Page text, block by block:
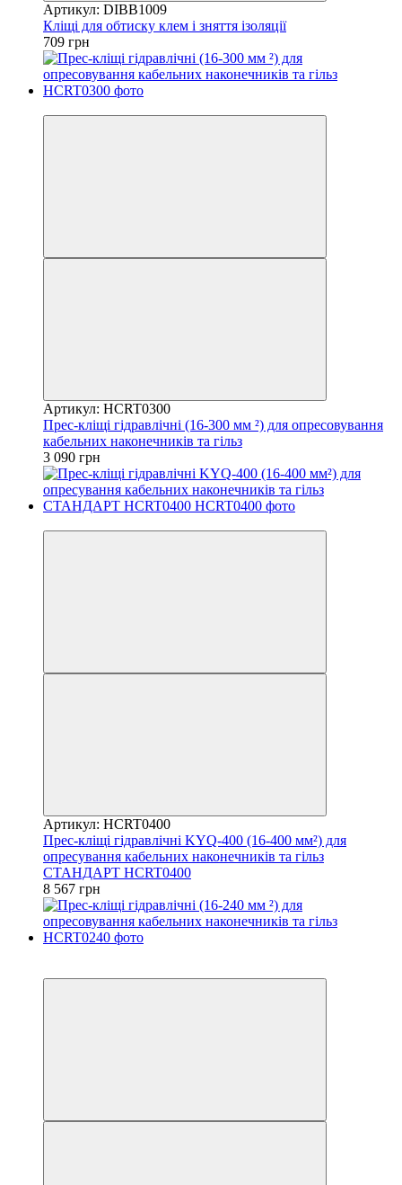
Артикул: DIBB1009
Кліщі для обтиску клем і зняття ізоляції
709 грн
Артикул: HCRT0300
Прес-кліщі гідравлічні (16-300 мм ²) для опресовування
кабельних наконечників та гільз
3 090 грн
Артикул: HCRT0400
Прес-кліщі гідравлічні KYQ-400 (16-400 мм²) для
опресування кабельних наконечників та гільз
СТАНДАРТ HCRT0400
8 567 грн